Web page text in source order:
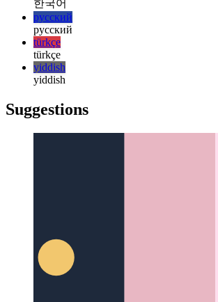
日本語
한국어
한국어
русский
русский
türkçe
türkçe
yiddish
yiddish